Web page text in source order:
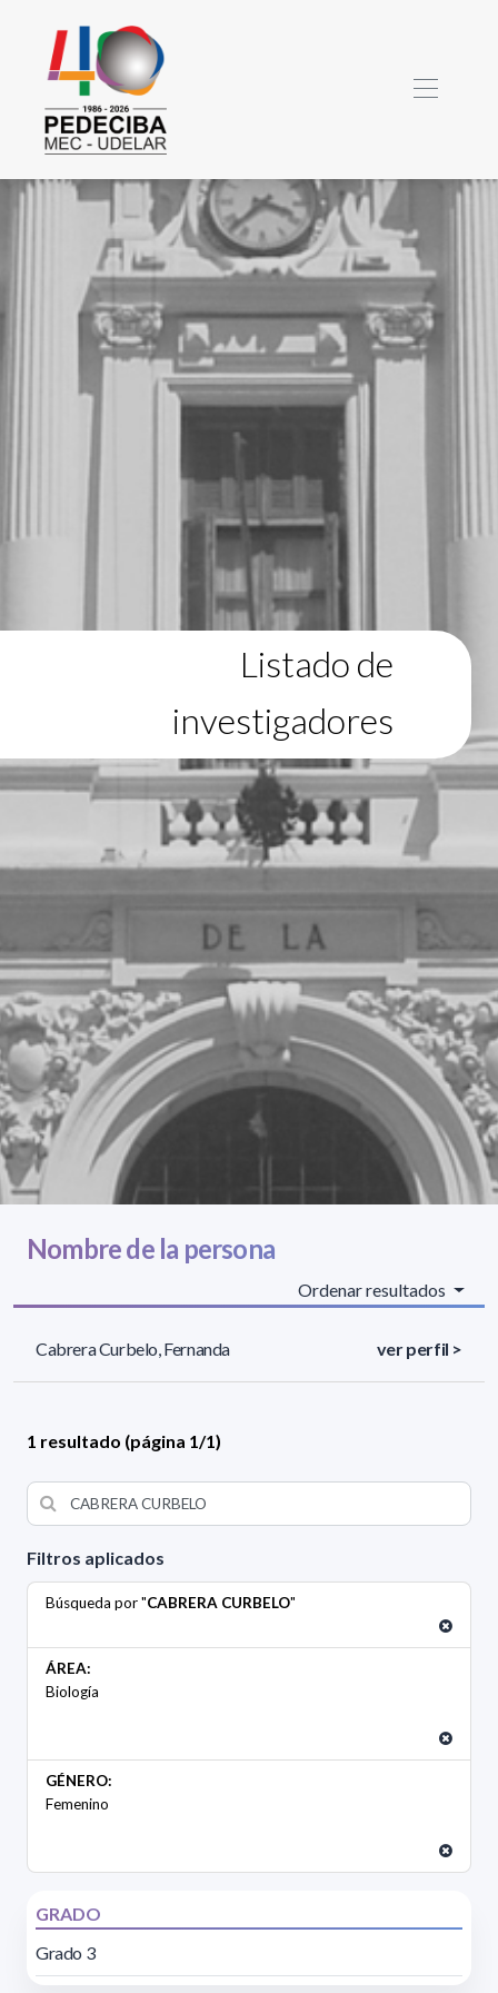
Listado de
investigadores
Filtros aplicados
Búsqueda por "CABRERA CURBELO"
ÁREA:
Biología
GÉNERO:
Femenino
GRADO
Grado 3
Nombre de la persona
Ordenar resultados
Cabrera Curbelo, Fernanda ver perfil >
1 resultado (página 1/1)